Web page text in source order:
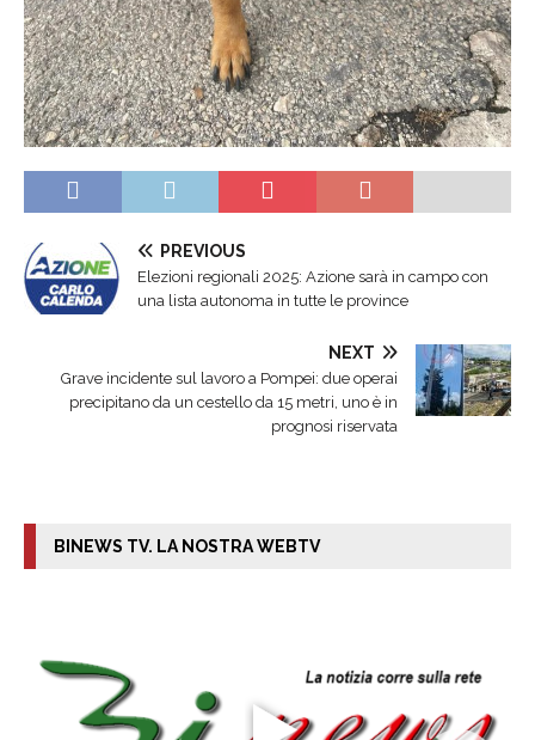
PREVIOUS
Elezioni regionali 2025: Azione sarà in campo con
una lista autonoma in tutte le province
NEXT
Grave incidente sul lavoro a Pompei: due operai
precipitano da un cestello da 15 metri, uno è in
prognosi riservata
BINEWS TV. LA NOSTRA WEBTV